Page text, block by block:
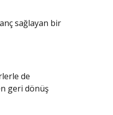
sağlayan bir
de
geri dönüş